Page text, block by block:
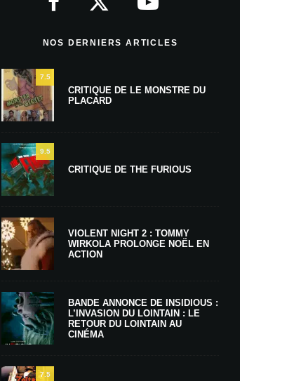
NOS DERNIERS ARTICLES
7.5
CRITIQUE DE LE MONSTRE DU
PLACARD
9.5
CRITIQUE DE THE FURIOUS
VIOLENT NIGHT 2 : TOMMY
WIRKOLA PROLONGE NOËL EN
ACTION
BANDE ANNONCE DE INSIDIOUS :
L’INVASION DU LOINTAIN : LE
RETOUR DU LOINTAIN AU
CINÉMA
7.5